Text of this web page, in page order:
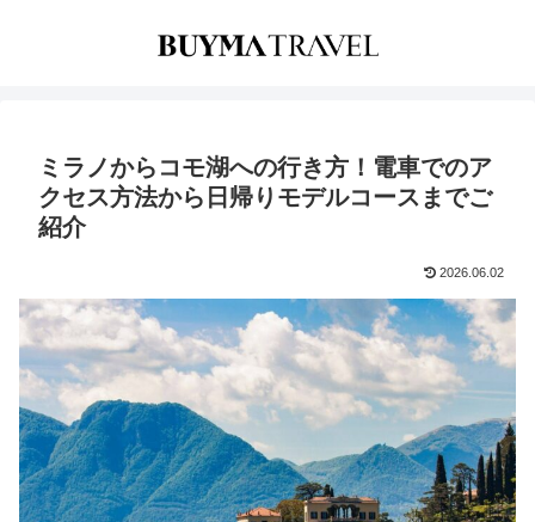
ミラノからコモ湖への行き方！電車でのア
クセス方法から日帰りモデルコースまでご
紹介
2026.06.02